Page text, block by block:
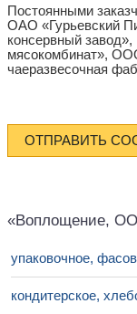
Постоянными
ОАО «Гурьевский
консервный
мясокомбинат»,
чаеразвесочная
ОТПРАВИТЬ
«Воплощение,
упаковочное,
кондитерское,